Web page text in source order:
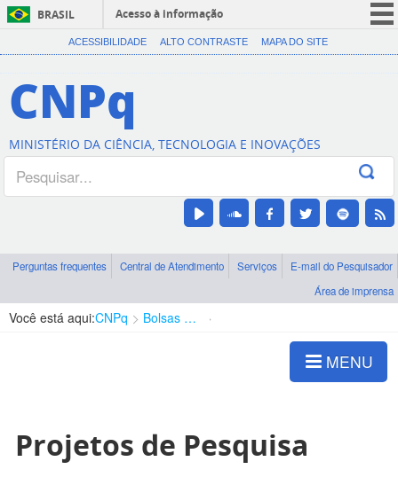
BRASIL
Acesso à informação
CORONAVÍRUS (COVID-19)
Canais
ACESSIBILIDADE ALTO CONTRASTE MAPA DO SITE
CNPq
MINISTÉRIO DA CIÊNCIA, TECNOLOGIA E INOVAÇÕES
Perguntas frequentes Central de Atendimento Serviços
E-mail do Pesquisador
Área de imprensa
Você está aqui:CNPq Bolsas e Auxílios Vigentes
MENU
Projetos de Pesquisa